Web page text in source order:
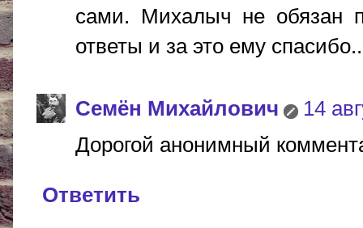
сами. Михалыч не обязан
ответы и за это ему
Cемён Михайлович
14
Дорогой анонимный
Ответить